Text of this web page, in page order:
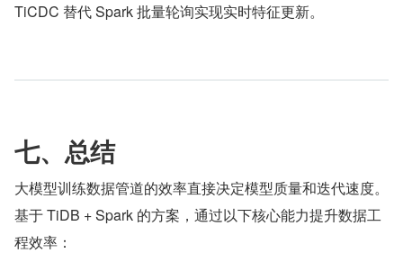
TiCDC 替代 Spark 批量轮询实现实时特征更新。
七、总结
大模型训练数据管道的效率直接决定模型质量和迭代速度。
基于 TiDB + Spark 的方案，通过以下核心能力提升数据工
程效率：